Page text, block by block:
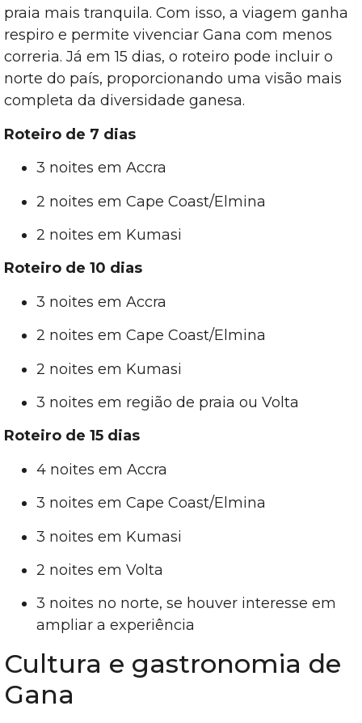
praia mais tranquila. Com isso, a viagem ganha
respiro e permite vivenciar Gana com menos
correria. Já em 15 dias, o roteiro pode incluir o
norte do país, proporcionando uma visão mais
completa da diversidade ganesa.
Roteiro de 7 dias
3 noites em Accra
2 noites em Cape Coast/Elmina
2 noites em Kumasi
Roteiro de 10 dias
3 noites em Accra
2 noites em Cape Coast/Elmina
2 noites em Kumasi
3 noites em região de praia ou Volta
Roteiro de 15 dias
4 noites em Accra
3 noites em Cape Coast/Elmina
3 noites em Kumasi
2 noites em Volta
3 noites no norte, se houver interesse em
ampliar a experiência
Cultura e gastronomia de
Gana